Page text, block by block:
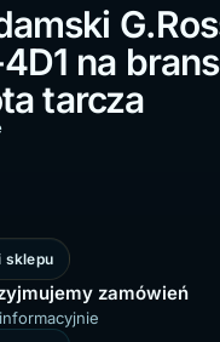
na
tarcza
sklepu
zamówień